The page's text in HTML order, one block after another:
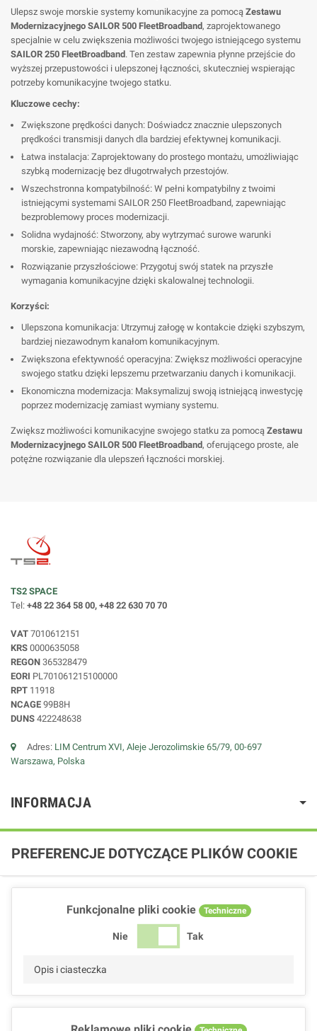
Ulepsz swoje morskie systemy komunikacyjne za pomocą Zestawu
Modernizacyjnego SAILOR 500 FleetBroadband, zaprojektowanego
specjalnie w celu zwiększenia możliwości twojego istniejącego systemu
SAILOR 250 FleetBroadband. Ten zestaw zapewnia płynne przejście do
wyższej przepustowości i ulepszonej łączności, skuteczniej wspierając
potrzeby komunikacyjne twojego statku.
Kluczowe cechy:
Zwiększone prędkości danych: Doświadcz znacznie ulepszonych
prędkości transmisji danych dla bardziej efektywnej komunikacji.
Łatwa instalacja: Zaprojektowany do prostego montażu, umożliwiając
szybką modernizację bez długotrwałych przestojów.
Wszechstronna kompatybilność: W pełni kompatybilny z twoimi
istniejącymi systemami SAILOR 250 FleetBroadband, zapewniając
bezproblemowy proces modernizacji.
Solidna wydajność: Stworzony, aby wytrzymać surowe warunki
morskie, zapewniając niezawodną łączność.
Rozwiązanie przyszłościowe: Przygotuj swój statek na przyszłe
wymagania komunikacyjne dzięki skalowalnej technologii.
Korzyści:
Ulepszona komunikacja: Utrzymuj załogę w kontakcie dzięki szybszym,
bardziej niezawodnym kanałom komunikacyjnym.
Zwiększona efektywność operacyjna: Zwiększ możliwości operacyjne
swojego statku dzięki lepszemu przetwarzaniu danych i komunikacji.
Ekonomiczna modernizacja: Maksymalizuj swoją istniejącą inwestycję
poprzez modernizację zamiast wymiany systemu.
Zwiększ możliwości komunikacyjne swojego statku za pomocą Zestawu
Modernizacyjnego SAILOR 500 FleetBroadband, oferującego proste, ale
potężne rozwiązanie dla ulepszeń łączności morskiej.
TS2 SPACE
Tel: +48 22 364 58 00, +48 22 630 70 70
VAT 7010612151
KRS 0000635058
REGON 365328479
EORI PL701061215100000
RPT 11918
NCAGE 99B8H
DUNS 422248638
Adres: LIM Centrum XVI, Aleje Jerozolimskie 65/79, 00-697
Warszawa, Polska
INFORMACJA
PREFERENCJE DOTYCZĄCE PLIKÓW COOKIE
Funkcjonalne pliki cookie Techniczne
Nie Tak
Opis i ciasteczka